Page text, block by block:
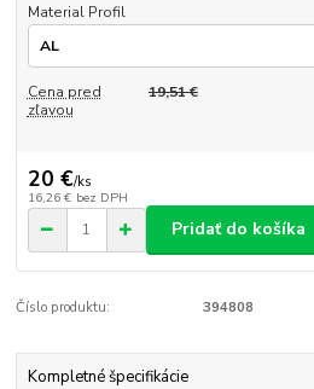
Material Profil
Cena pred
zľavou
19,51 €
20 €/ks
16,26 € bez DPH
Pridať do košíka
Číslo produktu: 394808
Kompletné špecifikácie